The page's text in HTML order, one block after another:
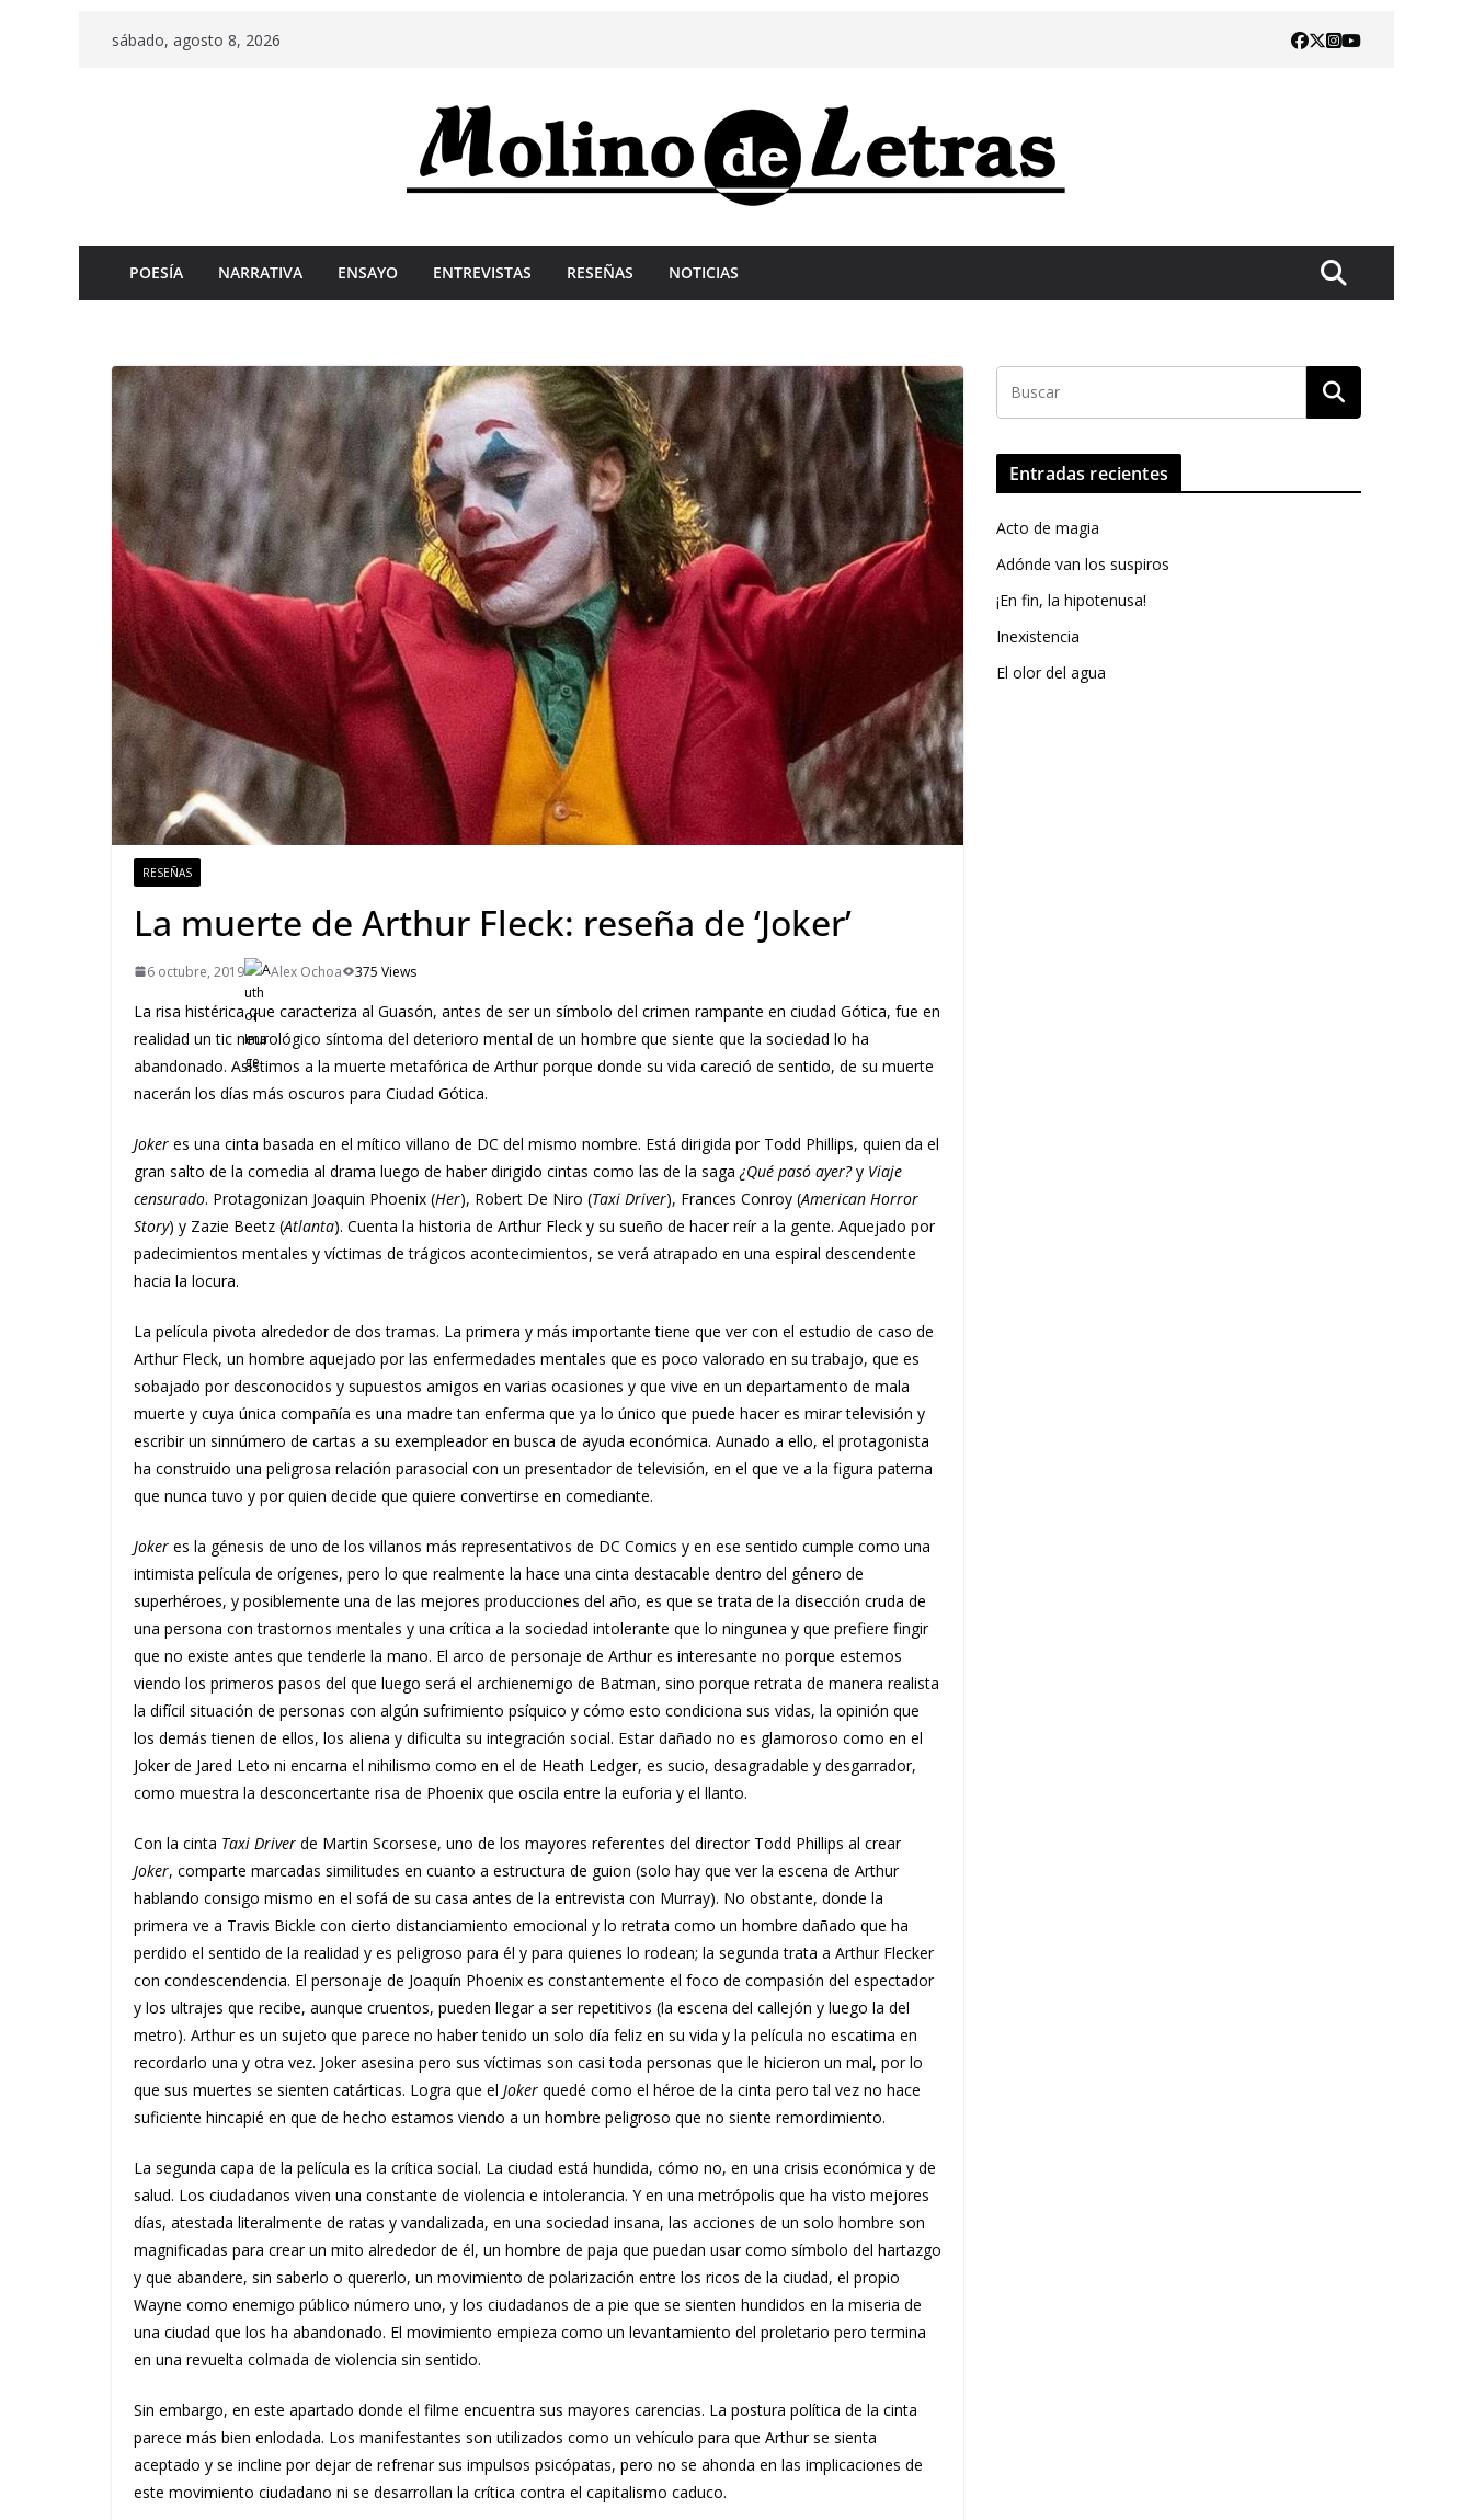
sábado, agosto 8, 2026
POESÍA NARRATIVA ENSAYO ENTREVISTAS RESEÑAS NOTICIAS
RESEÑAS
La muerte de Arthur Fleck: reseña de ‘Joker’
6 octubre, 2019 Alex Ochoa 375 Views
La risa histérica que caracteriza al Guasón, antes de ser un símbolo del crimen rampante en ciudad Gótica, fue en
realidad un tic neurológico síntoma del deterioro mental de un hombre que siente que la sociedad lo ha
abandonado. Asistimos a la muerte metafórica de Arthur porque donde su vida careció de sentido, de su muerte
nacerán los días más oscuros para Ciudad Gótica.
Joker es una cinta basada en el mítico villano de DC del mismo nombre. Está dirigida por Todd Phillips, quien da el
gran salto de la comedia al drama luego de haber dirigido cintas como las de la saga ¿Qué pasó ayer?y Viaje
censurado. Protagonizan Joaquin Phoenix (Her), Robert De Niro (Taxi Driver), Frances Conroy (American Horror
Story) y Zazie Beetz (Atlanta). Cuenta la historia de Arthur Fleck y su sueño de hacer reír a la gente. Aquejado por
padecimientos mentales y víctimas de trágicos acontecimientos, se verá atrapado en una espiral descendente
hacia la locura.
La película pivota alrededor de dos tramas. La primera y más importante tiene que ver con el estudio de caso de
Arthur Fleck, un hombre aquejado por las enfermedades mentales que es poco valorado en su trabajo, que es
sobajado por desconocidos y supuestos amigos en varias ocasiones y que vive en un departamento de mala
muerte y cuya única compañía es una madre tan enferma que ya lo único que puede hacer es mirar televisión y
escribir un sinnúmero de cartas a su exempleador en busca de ayuda económica. Aunado a ello, el protagonista
ha construido una peligrosa relación parasocial con un presentador de televisión, en el que ve a la figura paterna
que nunca tuvo y por quien decide que quiere convertirse en comediante.
Joker es la génesis de uno de los villanos más representativos de DC Comics y en ese sentido cumple como una
intimista película de orígenes, pero lo que realmente la hace una cinta destacable dentro del género de
superhéroes, y posiblemente una de las mejores producciones del año, es que se trata de la disección cruda de
una persona con trastornos mentales y una crítica a la sociedad intolerante que lo ningunea y que prefiere fingir
que no existe antes que tenderle la mano. El arco de personaje de Arthur es interesante no porque estemos
viendo los primeros pasos del que luego será el archienemigo de Batman, sino porque retrata de manera realista
la difícil situación de personas con algún sufrimiento psíquico y cómo esto condiciona sus vidas, la opinión que
los demás tienen de ellos, los aliena y dificulta su integración social. Estar dañado no es glamoroso como en el
Joker de Jared Leto ni encarna el nihilismo como en el de Heath Ledger, es sucio, desagradable y desgarrador,
como muestra la desconcertante risa de Phoenix que oscila entre la euforia y el llanto.
Con la cinta Taxi Driver de Martin Scorsese, uno de los mayores referentes del director Todd Phillips al crear
Joker, comparte marcadas similitudes en cuanto a estructura de guion (solo hay que ver la escena de Arthur
hablando consigo mismo en el sofá de su casa antes de la entrevista con Murray). No obstante, donde la
primera ve a Travis Bickle con cierto distanciamiento emocional y lo retrata como un hombre dañado que ha
perdido el sentido de la realidad y es peligroso para él y para quienes lo rodean; la segunda trata a Arthur Flecker
con condescendencia. El personaje de Joaquín Phoenix es constantemente el foco de compasión del espectador
y los ultrajes que recibe, aunque cruentos, pueden llegar a ser repetitivos (la escena del callejón y luego la del
metro). Arthur es un sujeto que parece no haber tenido un solo día feliz en su vida y la película no escatima en
recordarlo una y otra vez. Joker asesina pero sus víctimas son casi toda personas que le hicieron un mal, por lo
que sus muertes se sienten catárticas. Logra que el Joker quedé como el héroe de la cinta pero tal vez no hace
suficiente hincapié en que de hecho estamos viendo a un hombre peligroso que no siente remordimiento.
La segunda capa de la película es la crítica social. La ciudad está hundida, cómo no, en una crisis económica y de
salud. Los ciudadanos viven una constante de violencia e intolerancia. Y en una metrópolis que ha visto mejores
días, atestada literalmente de ratas y vandalizada, en una sociedad insana, las acciones de un solo hombre son
magnificadas para crear un mito alrededor de él, un hombre de paja que puedan usar como símbolo del hartazgo
y que abandere, sin saberlo o quererlo, un movimiento de polarización entre los ricos de la ciudad, el propio
Wayne como enemigo público número uno, y los ciudadanos de a pie que se sienten hundidos en la miseria de
una ciudad que los ha abandonado. El movimiento empieza como un levantamiento del proletario pero termina
en una revuelta colmada de violencia sin sentido.
Sin embargo, en este apartado donde el filme encuentra sus mayores carencias. La postura política de la cinta
parece más bien enlodada. Los manifestantes son utilizados como un vehículo para que Arthur se sienta
aceptado y se incline por dejar de refrenar sus impulsos psicópatas, pero no se ahonda en las implicaciones de
este movimiento ciudadano ni se desarrollan la crítica contra el capitalismo caduco.
Entradas recientes
Acto de magia
Adónde van los suspiros
¡En fin, la hipotenusa!
Inexistencia
El olor del agua